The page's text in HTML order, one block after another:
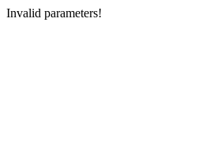
Invalid parameters!